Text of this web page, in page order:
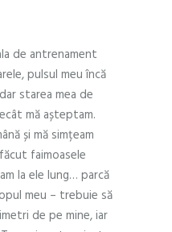
de antrenament
pulsul meu încă
starea mea de
mă așteptam.
și mă simțeam
faimoasele
la ele lung… parcă
meu – trebuie să
de pe mine, iar